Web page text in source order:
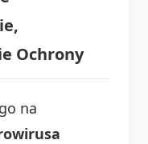
Ochrony
na